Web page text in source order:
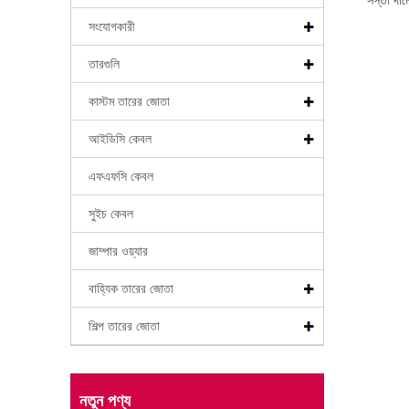
সংযোগকারী
তারগুলি
কাস্টম তারের জোতা
আইডিসি কেবল
এফএফসি কেবল
সুইচ কেবল
জাম্পার ওয়্যার
বাহ্যিক তারের জোতা
শিল্প তারের জোতা
নতুন পণ্য